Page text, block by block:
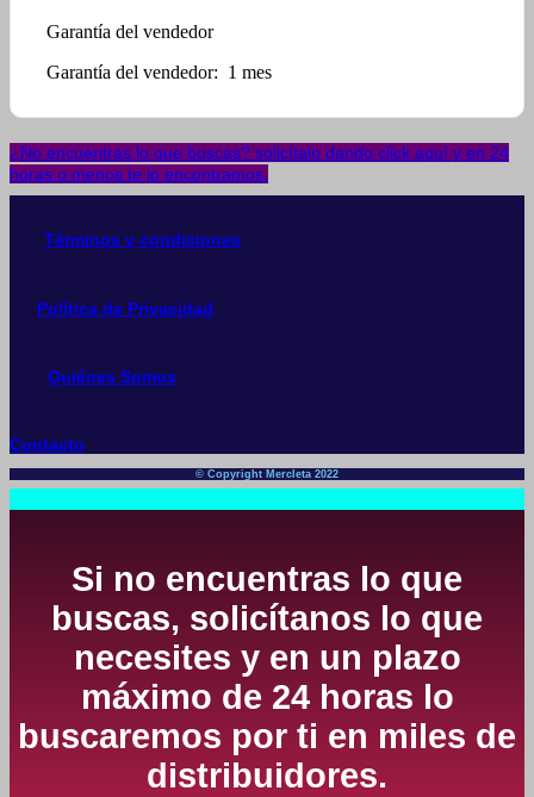
Garantía del vendedor
Garantía del vendedor: 1 mes
¿No encuentras lo que buscas? solicítalo dando click aquí y en 24
horas o menos te lo encontramos.
Términos y condiciones
Política de Privacidad
Quiénes Somos
Contacto
© Copyright Mercleta 2022
Si no encuentras lo que
buscas, solicítanos lo que
necesites y en un plazo
máximo de 24 horas lo
buscaremos por ti en miles de
distribuidores.